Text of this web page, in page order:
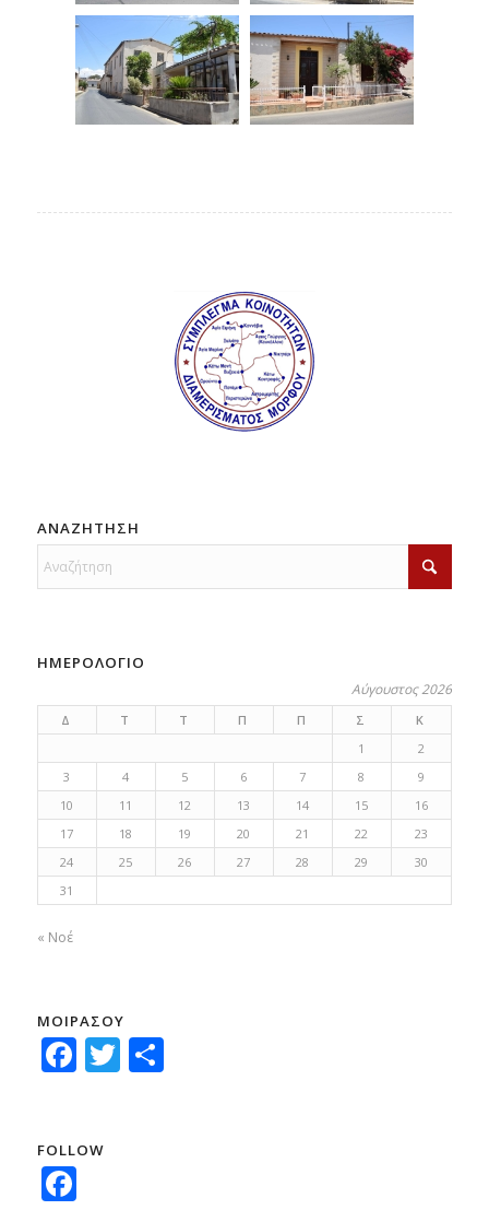
ΑΝΑΖΗΤΗΣΗ
ΗΜΕΡΟΛΟΓΙΟ
Αύγουστος 2026
Δ Τ Τ Π Π Σ
Κ
1
2
3
4 5 6 7 8
9
10
11 12 13 14 15
16
17
18 19 20 21 22
23
24
25 26 27 28 29
30
31
« Νοέ
ΜΟΙΡΑΣΟΥ
Facebook
Twitter
Μοιραστείτε
FOLLOW
Facebook